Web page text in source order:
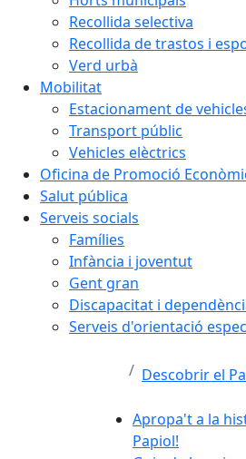
Recollida selectiva
Recollida de trastos i
Verd urbà
Mobilitat
Estacionament de
Transport públic
Vehicles elèctrics
Oficina de Promoció
Salut pública
Serveis socials
Famílies
Infància i joventut
Gent gran
Discapacitat i
Serveis d'orientació
Descobrir el
Apropa't a la
Papiol!